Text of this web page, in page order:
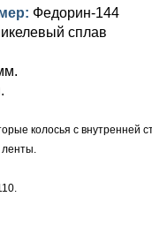
1825)
1796)
Федорин-144
сплав
колосья с внутренней
ленты.